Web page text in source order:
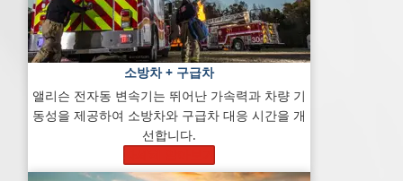
소방차 + 구급차
앨리슨 전자동 변속기는 뛰어난 가속력과 차량 기
동성을 제공하여 소방차와 구급차 대응 시간을 개
선합니다.